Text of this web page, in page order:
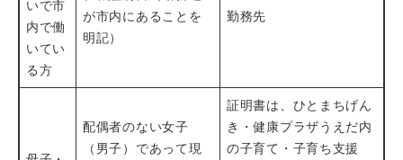
いで市
内で働
いてい
る方
が市内にあることを
明記）
勤務先
配偶者のない女子
（男子）であって現
証明書は、ひとまちげん
き・健康プラザうえだ内
の子育て・子育ち支援